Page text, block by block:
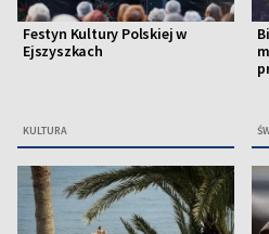
Festyn Kultury Polskiej w
Ejszyszkach
KULTURA